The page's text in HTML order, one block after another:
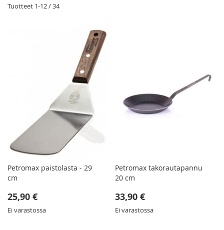
Tuotteet 1-12/34
Petromax paistolasta - 29
cm
25,90 €
Ei varastossa
Petromax takorautapannu
20 cm
33,90 €
Ei varastossa